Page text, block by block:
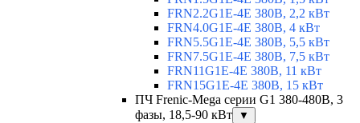
FRN2.2G1E-4E 380В, 2,2 кВт
FRN4.0G1E-4E 380В, 4 кВт
FRN5.5G1E-4E 380В, 5,5 кВт
FRN7.5G1E-4E 380В, 7,5 кВт
FRN11G1E-4E 380В, 11 кВт
FRN15G1E-4E 380В, 15 кВт
ПЧ Frenic-Mega серии G1 380-480В, 3
фазы, 18,5-90 кВт
▼